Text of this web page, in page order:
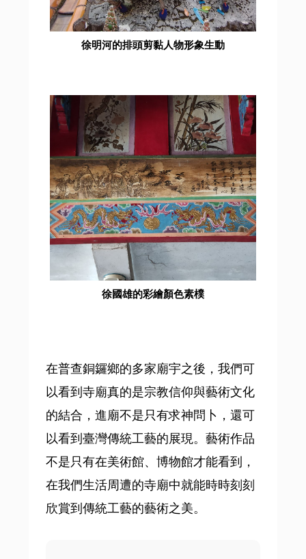
徐明河的排頭剪黏人物形象生動
徐國雄的彩繪顏色素樸
在普查銅鑼鄉的多家廟宇之後，我們可
以看到寺廟真的是宗教信仰與藝術文化
的結合，進廟不是只有求神問卜，還可
以看到臺灣傳統工藝的展現。藝術作品
不是只有在美術館、博物館才能看到，
在我們生活周遭的寺廟中就能時時刻刻
欣賞到傳統工藝的藝術之美。